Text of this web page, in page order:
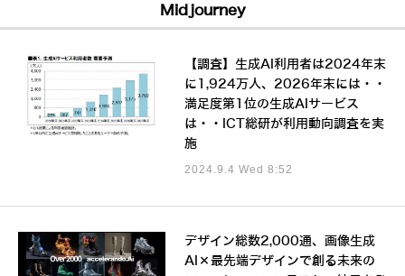
Midjourney
【調査】生成AI利用者は2024年末
に1,924万人、2026年末には・・
満足度第1位の生成AIサービス
は・・ICT総研が利用動向調査を実
施
2024.9.4 Wed 8:52
デザイン総数2,000通、画像生成
AI×最先端デザインで創る未来の